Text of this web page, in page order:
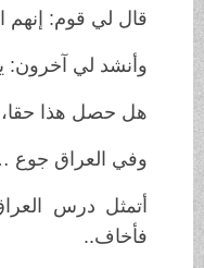
قال لي قوم: إنهم
وأنشد لي آخرون:
هل حصل هذا حقا،
وفي العراق جوع …
أتمثل درس العراق
فأخاف..